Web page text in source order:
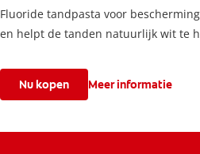
Fluoride tandpasta voor
en helpt de tanden natuurlijk wit te
Nu kopen Meer informatie